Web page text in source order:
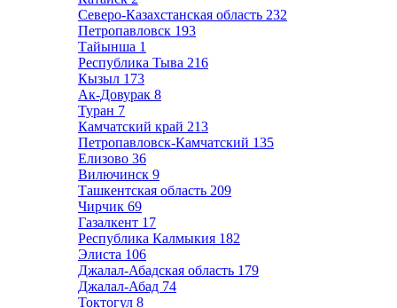
Северо-Казахстанская область 232
Петропавловск 193
Тайынша 1
Республика Тыва 216
Кызыл 173
Ак-Довурак 8
Туран 7
Камчатский край 213
Петропавловск-Камчатский 135
Елизово 36
Вилючинск 9
Ташкентская область 209
Чирчик 69
Газалкент 17
Республика Калмыкия 182
Элиста 106
Джалал-Абадская область 179
Джалал-Абад 74
Токтогул 8